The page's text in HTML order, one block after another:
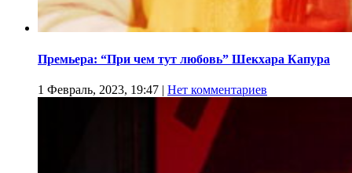
Премьера: “При чем тут любовь” Шекхара Капура
1 Февраль, 2023, 19:47 | Нет комментариев